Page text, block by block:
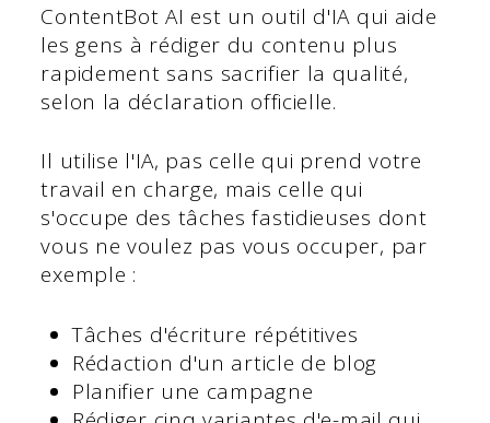
ContentBot AI est un outil d'IA qui aide
les gens à rédiger du contenu plus
rapidement sans sacrifier la qualité,
selon la déclaration officielle.
Il utilise l'IA, pas celle qui prend votre
travail en charge, mais celle qui
s'occupe des tâches fastidieuses dont
vous ne voulez pas vous occuper, par
exemple :
Tâches d'écriture répétitives
Rédaction d'un article de blog
Planifier une campagne